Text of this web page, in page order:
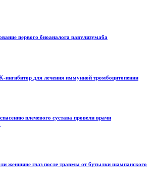
первого биоаналога равулизумаба
ингибитор для лечения иммунной тромбоцитопении
плечевого сустава провели врачи
женщине глаз после травмы от бутылки шампанского